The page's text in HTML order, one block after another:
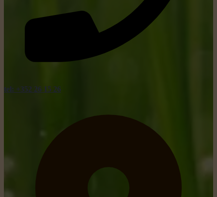
tel: +352 26 15 26